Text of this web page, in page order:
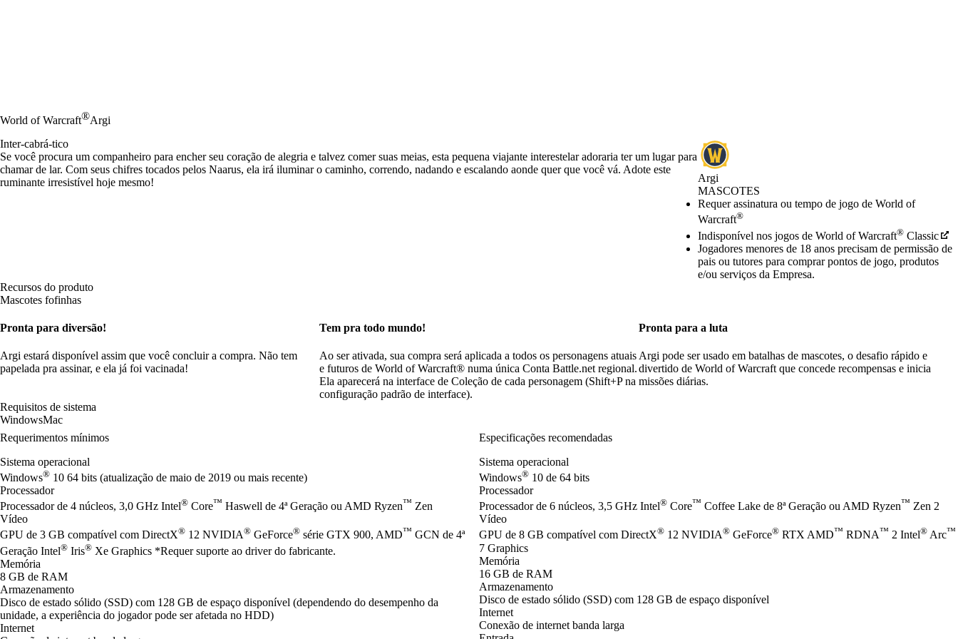
World of Warcraft®Argi
Argi
MASCOTES
Preço
Available actions
Requer assinatura ou tempo de jogo de World of
Warcraft®
Indisponível nos jogos de World of Warcraft® Classic
Jogadores menores de 18 anos precisam de permissão de
pais ou tutores para comprar pontos de jogo, produtos
e/ou serviços da Empresa.
Inter-cabrá-tico
Se você procura um companheiro para encher seu coração de alegria e talvez comer suas meias, esta pequena viajante interestelar adoraria ter um lugar para
chamar de lar. Com seus chifres tocados pelos Naarus, ela irá iluminar o caminho, correndo, nadando e escalando aonde quer que você vá. Adote este
ruminante irresistível hoje mesmo!
Recursos do produto
Mascotes fofinhas
Pronta para diversão!
Argi estará disponível assim que você concluir a compra. Não tem
papelada pra assinar, e ela já foi vacinada!
Tem pra todo mundo!
Ao ser ativada, sua compra será aplicada a todos os personagens atuais
e futuros de World of Warcraft® numa única Conta Battle.net regional.
Ela aparecerá na interface de Coleção de cada personagem (Shift+P na
configuração padrão de interface).
Pronta para a luta
Argi pode ser usado em batalhas de mascotes, o desafio rápido e
divertido de World of Warcraft que concede recompensas e inicia
missões diárias.
Requisitos de sistema
WindowsMac
Requerimentos mínimos
Sistema operacional
Windows® 10 64 bits (atualização de maio de 2019 ou mais recente)
Processador
Processador de 4 núcleos, 3,0 GHz Intel® Core™ Haswell de 4ª Geração ou AMD Ryzen™ Zen
Vídeo
GPU de 3 GB compatível com DirectX® 12 NVIDIA® GeForce® série GTX 900, AMD™ GCN de 4ª
Geração Intel® Iris® Xe Graphics *Requer suporte ao driver do fabricante.
Memória
8 GB de RAM
Armazenamento
Disco de estado sólido (SSD) com 128 GB de espaço disponível (dependendo do desempenho da
unidade, a experiência do jogador pode ser afetada no HDD)
Internet
Especificações recomendadas
Sistema operacional
Windows® 10 de 64 bits
Processador
Processador de 6 núcleos, 3,5 GHz Intel® Core™ Coffee Lake de 8ª Geração ou AMD Ryzen™ Zen 2
Vídeo
GPU de 8 GB compatível com DirectX® 12 NVIDIA® GeForce® RTX AMD™ RDNA™ 2 Intel® Arc™
7 Graphics
Memória
16 GB de RAM
Armazenamento
Disco de estado sólido (SSD) com 128 GB de espaço disponível
Internet
Conexão de internet banda larga